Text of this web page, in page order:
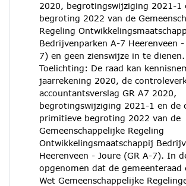
2020, begrotingswijziging 2021-1
begroting 2022 van de
Regeling
Bedrijvenparken A-7 Heerenveen
7) en geen zienswijze in te dienen.
Toelichting: De raad kan
jaarrekening 2020, de
accountantsverslag GR A7 2020,
begrotingswijziging 2021-1 en de
primitieve begroting 2022 van de
Gemeenschappelijke Regeling
Ontwikkelingsmaatschappij
Heerenveen - Joure (GR A-7). In
opgenomen dat de gemeenteraad
Wet Gemeenschappelijke